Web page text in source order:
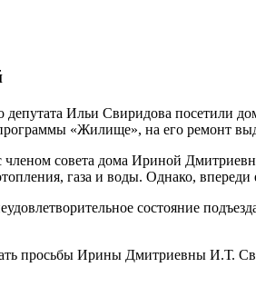
Ильи Свиридова посетили
«Жилище», на его ремонт
членом совета дома Ириной
газа и воды. Однако,
состояние
просьбы Ирины Дмитриевны И.Т.